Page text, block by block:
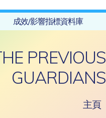
成效/影響指標資料庫
主頁